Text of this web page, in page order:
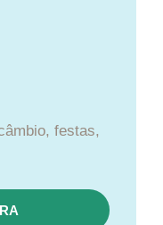
festas,